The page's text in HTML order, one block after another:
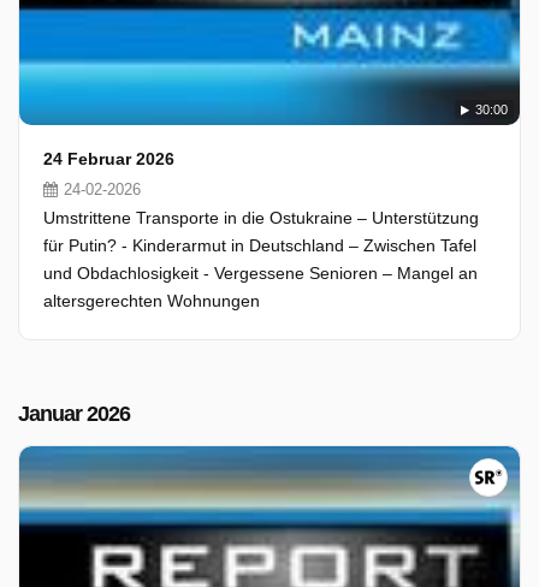
30:00
24 Februar 2026
24-02-2026
Umstrittene Transporte in die Ostukraine – Unterstützung
für Putin? - Kinderarmut in Deutschland – Zwischen Tafel
und Obdachlosigkeit - Vergessene Senioren – Mangel an
altersgerechten Wohnungen
Januar 2026